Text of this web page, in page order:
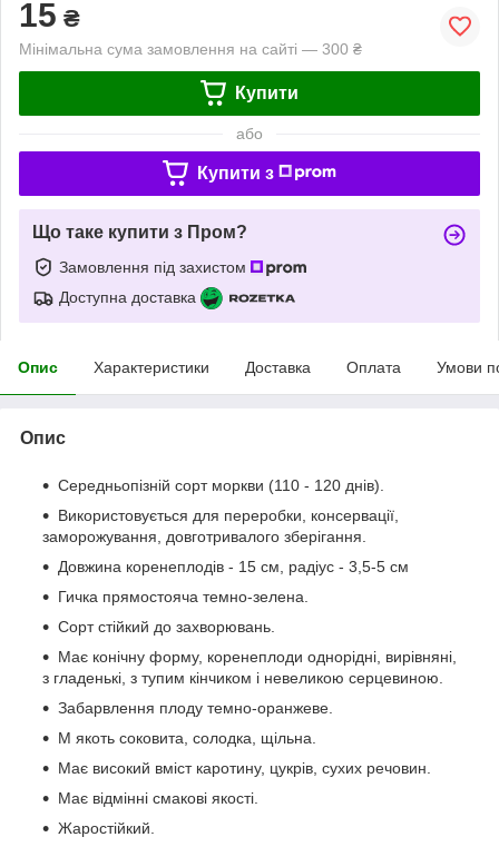
15 ₴
Мінімальна сума замовлення на сайті — 300 ₴
Купити
або
Купити з
Що таке купити з Пром?
Замовлення під захистом
Доступна доставка
Опис Характеристики Доставка Оплата Умови
Опис
Середньопізній сорт моркви (110 - 120 днів).
Використовується для переробки, консервації,
заморожування, довготривалого зберігання.
Довжина коренеплодів - 15 см, радіус - 3,5-5 см
Гичка прямостояча темно-зелена.
Сорт стійкий до захворювань.
Має конічну форму, коренеплоди однорідні, вирівняні,
з гладенькі, з тупим кінчиком і невеликою серцевиною.
Забарвлення плоду темно-оранжеве.
М якоть соковита, солодка, щільна.
Має високий вміст каротину, цукрів, сухих речовин.
Має відмінні смакові якості.
Жаростійкий.